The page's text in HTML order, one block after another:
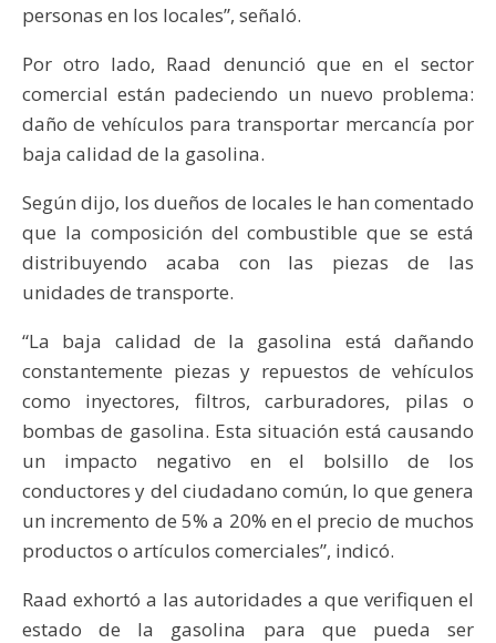
personas en los locales”, señaló.
Por otro lado, Raad denunció que en el sector
comercial están padeciendo un nuevo problema:
daño de vehículos para transportar mercancía por
baja calidad de la gasolina.
Según dijo, los dueños de locales le han comentado
que la composición del combustible que se está
distribuyendo acaba con las piezas de las
unidades de transporte.
“La baja calidad de la gasolina está dañando
constantemente piezas y repuestos de vehículos
como inyectores, filtros, carburadores, pilas o
bombas de gasolina. Esta situación está causando
un impacto negativo en el bolsillo de los
conductores y del ciudadano común, lo que genera
un incremento de 5% a 20% en el precio de muchos
productos o artículos comerciales”, indicó.
Raad exhortó a las autoridades a que verifiquen el
estado de la gasolina para que pueda ser